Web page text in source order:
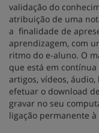
validação do
atribuição de uma
a finalidade de
aprendizagem, com
ritmo do e-aluno. O
que está em
artigos, vídeos,
efetuar o download
gravar no seu
ligação permanente à